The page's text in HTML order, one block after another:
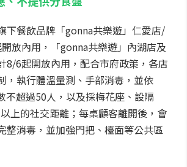
下餐飲品牌「gonna共樂遊」仁愛店/
放內用，「gonna共樂遊」內湖店及
8/6起開放內用，配合市府政策，各店
，執行體溫量測、手部消毒，並依
不超過50人，以及採梅花座、設隔
上的社交距離；每桌顧客離開後，會
整消毒，並加強門把、檯面等公共區